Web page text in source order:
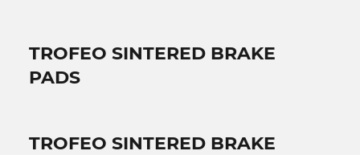
TROFEO SINTERED BRAKE
PADS
TROFEO SINTERED BRAKE